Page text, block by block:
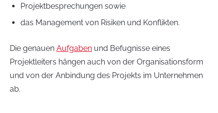
Projektbesprechungen sowie
das Management von Risiken und Konflikten.
Die genauen Aufgaben und Befugnisse eines
Projektleiters hängen auch von der Organisationsform
und von der Anbindung des Projekts im Unternehmen
ab.